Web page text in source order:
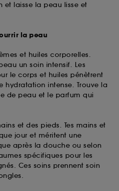
et laisse la peau lisse et
la peau
et huiles corporelles.
un soin intensif. Les
le corps et huiles pénètrent
intense. Trouve la
de peau et le parfum qui
et des pieds. Tes mains et
jour et méritent une
après la douche ou selon
spécifiques pour les
Ces soins prennent soin